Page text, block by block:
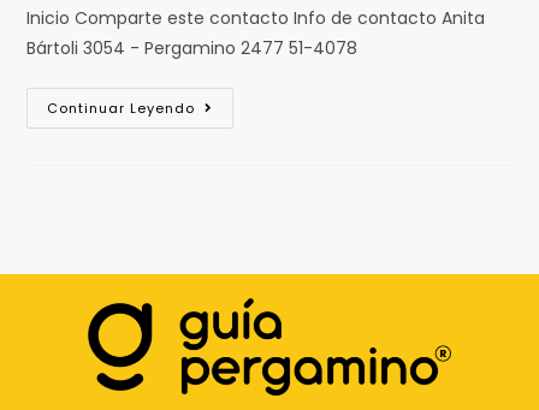
Inicio Comparte este contacto Info de contacto Anita
Bártoli 3054 - Pergamino 2477 51-4078
Continuar Leyendo